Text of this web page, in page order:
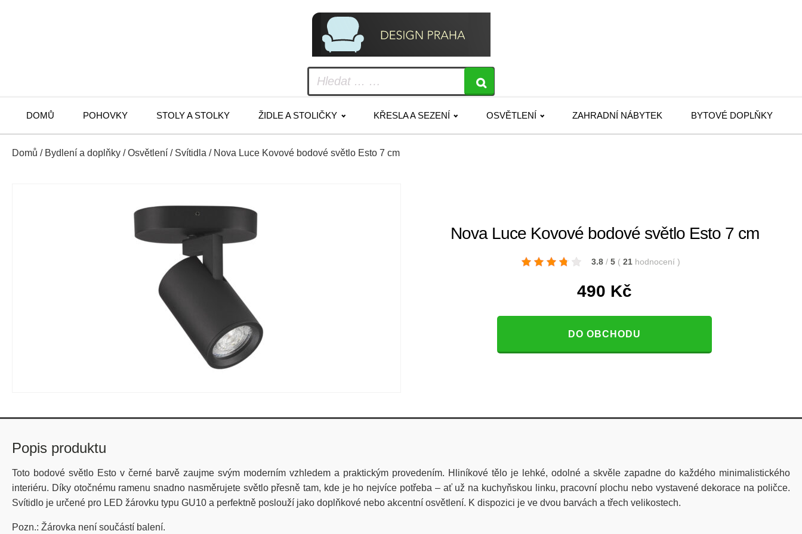
DOMŮ POHOVKY STOLY A STOLKY ŽIDLE A STOLIČKY KŘESLA A SEZENÍ OSVĚTLENÍ ZAHRADNÍ NÁBYTEK BYTOVÉ DOPLŇKY
Domů / Bydlení a doplňky /Osvětlení / Svítidla / Nova Luce Kovové bodové světlo Esto 7 cm
Nova Luce Kovové bodové světlo Esto 7 cm
3.8 / 5 ( 21 hodnocení )
490 Kč
DO OBCHODU
Popis produktu
Toto bodové světlo Esto v černé barvě zaujme svým moderním vzhledem a praktickým provedením. Hliníkové tělo je lehké, odolné a skvěle zapadne do každého minimalistického
interiéru. Díky otočnému ramenu snadno nasměrujete světlo přesně tam, kde je ho nejvíce potřeba – ať už na kuchyňskou linku, pracovní plochu nebo vystavené dekorace na poličce.
Svítidlo je určené pro LED žárovku typu GU10 a perfektně poslouží jako doplňkové nebo akcentní osvětlení. K dispozici je ve dvou barvách a třech velikostech.
Pozn.: Žárovka není součástí balení.